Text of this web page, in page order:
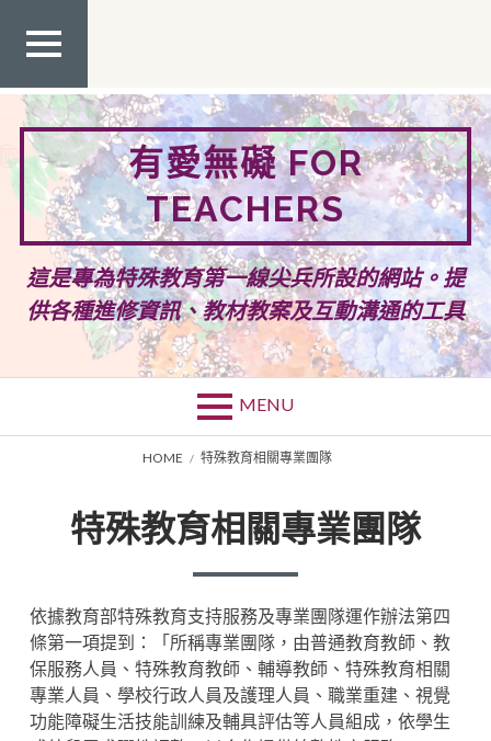
content
TOP
MEN
U
有愛無礙 FOR
TEACHERS
這是專為特殊教育第一線尖兵所設的網站。提
供各種進修資訊、教材教案及互動溝通的工具
MENU
BREADCRUMBS
HOME 特殊教育相關專業團隊
特殊教育相關專業團隊
依據教育部特殊教育支持服務及專業團隊運作辦法第四
條第一項提到：「所稱專業團隊，由普通教育教師、教
保服務人員、特殊教育教師、輔導教師、特殊教育相關
專業人員、學校行政人員及護理人員、職業重建、視覺
功能障礙生活技能訓練及輔具評估等人員組成，依學生